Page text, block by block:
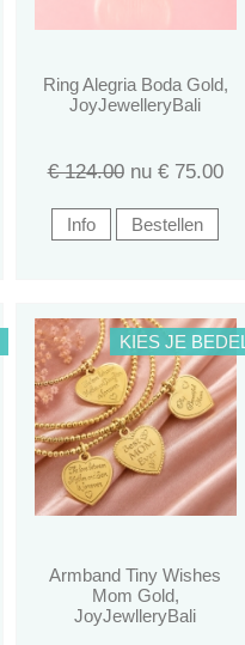
Ring Alegria Boda Gold,
JoyJewelleryBali
€ 124.00nu € 75.00
KIES JE BEDEL
Armband Tiny Wishes
Mom Gold,
JoyJewlleryBali